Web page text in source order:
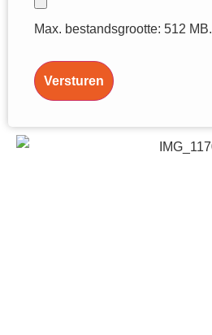
Max. bestandsgrootte: 512 MB.
Versturen